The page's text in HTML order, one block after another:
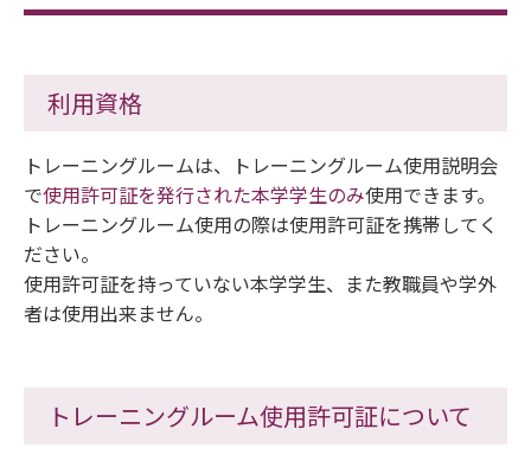
利用資格
トレーニングルームは、トレーニングルーム使用説明会
で使用許可証を発行された本学学生のみ使用できます。
トレーニングルーム使用の際は使用許可証を携帯してく
ださい。
使用許可証を持っていない本学学生、また教職員や学外
者は使用出来ません。
トレーニングルーム使用許可証について